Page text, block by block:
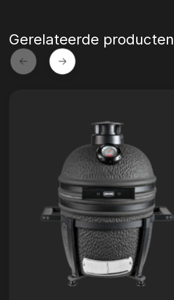
Gerelateerde producten